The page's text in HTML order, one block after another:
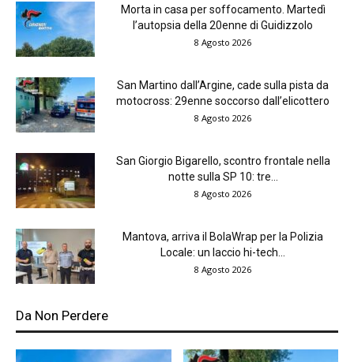
Morta in casa per soffocamento. Martedì
l’autopsia della 20enne di Guidizzolo
8 Agosto 2026
San Martino dall’Argine, cade sulla pista da
motocross: 29enne soccorso dall’elicottero
8 Agosto 2026
San Giorgio Bigarello, scontro frontale nella
notte sulla SP 10: tre...
8 Agosto 2026
Mantova, arriva il BolaWrap per la Polizia
Locale: un laccio hi-tech...
8 Agosto 2026
Da Non Perdere